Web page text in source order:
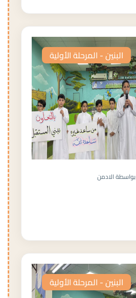
البنين - المرحلة الأولية
بواسطة الادمن
البنين - المرحلة الأولية